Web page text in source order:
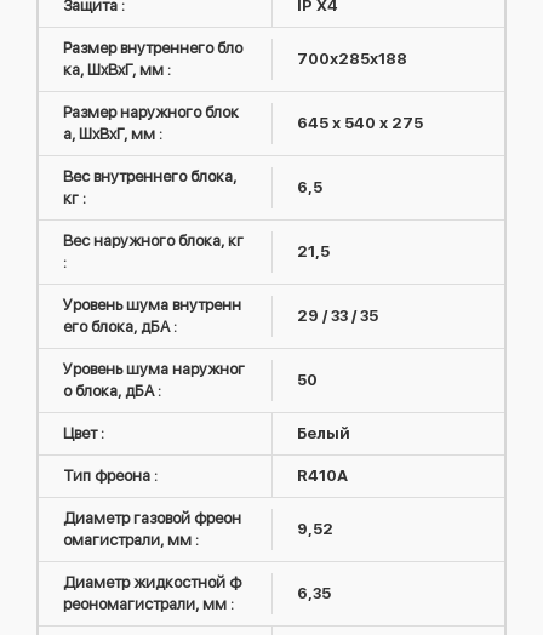
Защита : IP X4
Размер внутреннего бло
ка, ШxВxГ, мм :
700х285х188
Размер наружного блок
а, ШxВxГ, мм :
645 х 540 х 275
Вес внутреннего блока,
кг :
6,5
Вес наружного блока, кг
:
21,5
Уровень шума внутренн
его блока, дБА :
29 / 33 / 35
Уровень шума наружног
о блока, дБА :
50
Цвет : Белый
Тип фреона : R410А
Диаметр газовой фреон
омагистрали, мм :
9,52
Диаметр жидкостной ф
реономагистрали, мм :
6,35